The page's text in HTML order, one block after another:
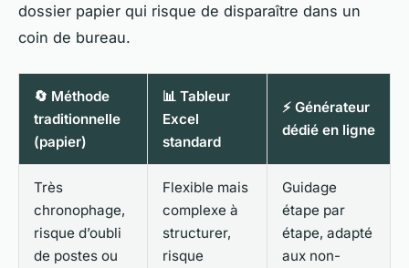
dossier papier qui risque de disparaître dans un
coin de bureau.
🔄 Méthode
traditionnelle
(papier)
📊 Tableur
Excel
standard
⚡ Générateur
dédié en ligne
Très
chronophage,
risque d’oubli
de postes ou
Flexible mais
complexe à
structurer,
risque
Guidage
étape par
étape, adapté
aux non-